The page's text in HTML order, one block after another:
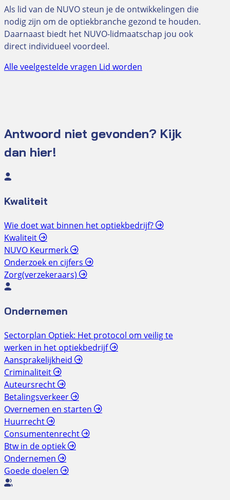
Als lid van de NUVO steun je de ontwikkelingen die
nodig zijn om de optiekbranche gezond te houden.
Daarnaast biedt het NUVO-lidmaatschap jou ook
direct individueel voordeel.
Alle veelgestelde vragen Lid worden
Antwoord niet gevonden? Kijk
dan hier!
Kwaliteit
Wie doet wat binnen het optiekbedrijf?
Kwaliteit
NUVO Keurmerk
Onderzoek en cijfers
Zorg(verzekeraars)
Ondernemen
Sectorplan Optiek: Het protocol om veilig te
werken in het optiekbedrijf
Aansprakelijkheid
Criminaliteit
Auteursrecht
Betalingsverkeer
Overnemen en starten
Huurrecht
Consumentenrecht
Btw in de optiek
Ondernemen
Goede doelen